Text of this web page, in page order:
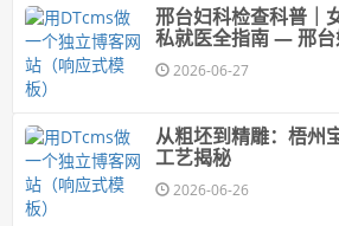
邢台妇科检查科普｜
私就医全指南 — 邢
2026-06-27
从粗坯到精雕：梧州
工艺揭秘
2026-06-26